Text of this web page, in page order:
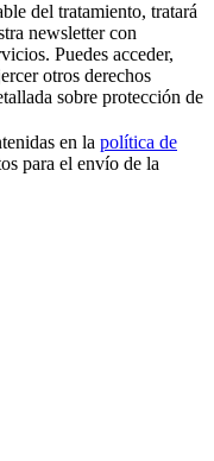
del tratamiento, tratará
newsletter con
Puedes acceder,
otros derechos
sobre protección de
en la política de
para el envío de la